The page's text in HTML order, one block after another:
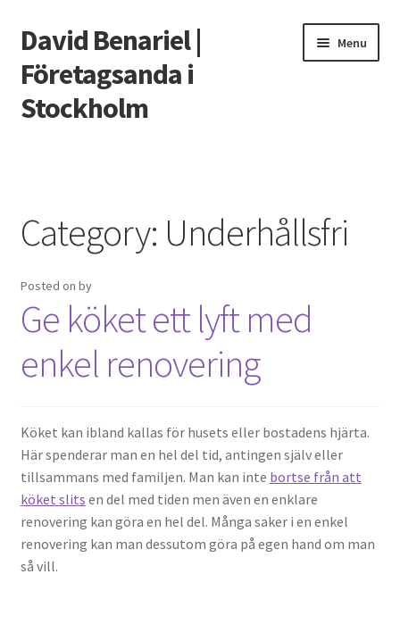
Skip
to
navigation
Skip
to
content
David Benariel |
Företagsanda i
Stockholm
Menu
Smarta förvaringsutrymmen till ditt badrum
Välj rätt toalett
Category: Underhållsfri
Posted on by
Ge köket ett lyft med
enkel renovering
Köket kan ibland kallas för husets eller bostadens hjärta.
Här spenderar man en hel del tid, antingen själv eller
tillsammans med familjen. Man kan inte bortse från att
köket slits en del med tiden men även en enklare
renovering kan göra en hel del. Många saker i en enkel
renovering kan man dessutom göra på egen hand om man
så vill.